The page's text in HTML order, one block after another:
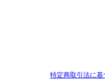
特定商取引法に基